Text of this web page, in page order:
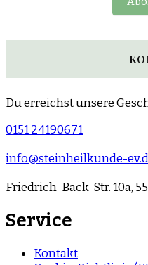
Du erreichst unsere
0151 24190671
info@steinheilkunde-
Friedrich-Back-Str. 10a,
Service
Kontakt